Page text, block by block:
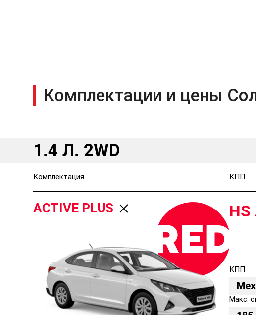
Комплектации и цены
1.4 Л. 2WD
Комплектация КПП
ACTIVE PLUS
КПП
Макс.